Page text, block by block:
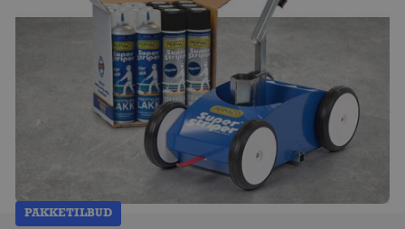
PAKKETILBUD
Pakketilbud 2 for